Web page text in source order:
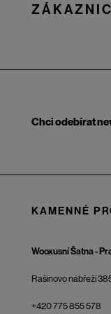
Chci odebírat
KAMENNÉ
Wooxusní Šatna -
Rašínovo nábřeží
+420 775 855 578